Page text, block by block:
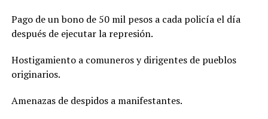
Pago de un bono de 50 mil pesos a cada policía el día
después de ejecutar la represión.
Hostigamiento a comuneros y dirigentes de pueblos
originarios.
Amenazas de despidos a manifestantes.